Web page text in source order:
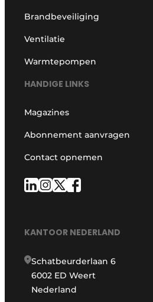
Brandbeveiliging
Ventilatie
Warmtepompen
HANDIGE LINKS
Magazines
Abonnement aanvragen
Contact opnemen
KANTOOR NEDERLAND
Schatbeurderlaan 6
6002 ED Weert
Nederland